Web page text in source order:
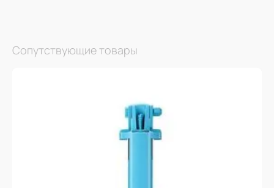
Сопутствующие товары